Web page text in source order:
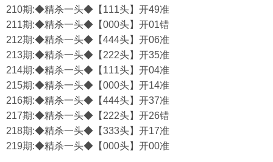
210期:◆精杀一头◆【111头】开49准
211期:◆精杀一头◆【000头】开01错
212期:◆精杀一头◆【444头】开06准
213期:◆精杀一头◆【222头】开35准
214期:◆精杀一头◆【111头】开04准
215期:◆精杀一头◆【000头】开14准
216期:◆精杀一头◆【444头】开37准
217期:◆精杀一头◆【222头】开26错
218期:◆精杀一头◆【333头】开17准
219期:◆精杀一头◆【000头】开00准